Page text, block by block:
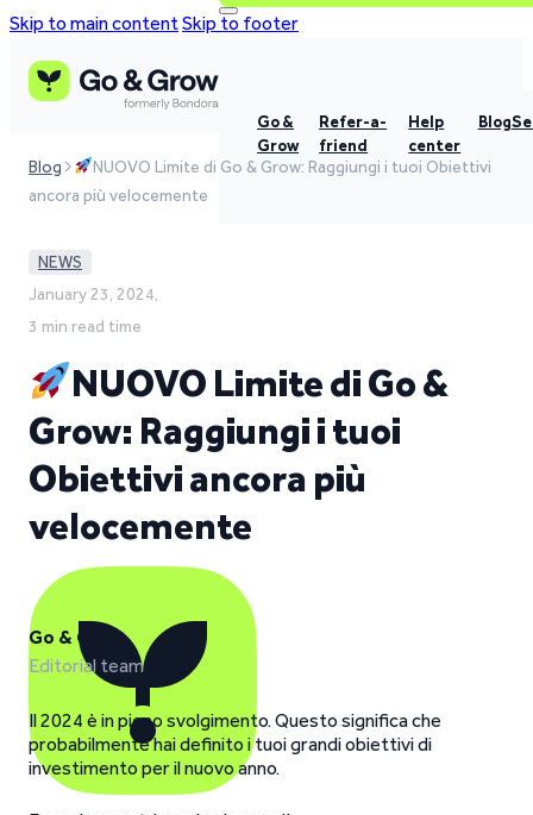
Skip to main contentSkip to footer
Go &
Grow
Refer-a-
friend
Help
center
Blog
Blog
NUOVO Limite di Go & Grow: Raggiungi i tuoi Obiettivi
ancora più velocemente
NEWS
January 23, 2024,
3 min read time
NUOVO Limite di Go &
Grow: Raggiungi i tuoi
Obiettivi ancora più
velocemente
Go & Grow
Editorial team
Il 2024 è in pieno svolgimento. Questo significa che
probabilmente hai definito i tuoi grandi obiettivi di
investimento per il nuovo anno.